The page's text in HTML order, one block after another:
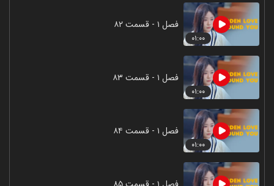
۰۱:۰۰
فصل ۱ - قسمت ۸۲
۰۱:۰۰
فصل ۱ - قسمت ۸۳
۰۱:۰۰
فصل ۱ - قسمت ۸۴